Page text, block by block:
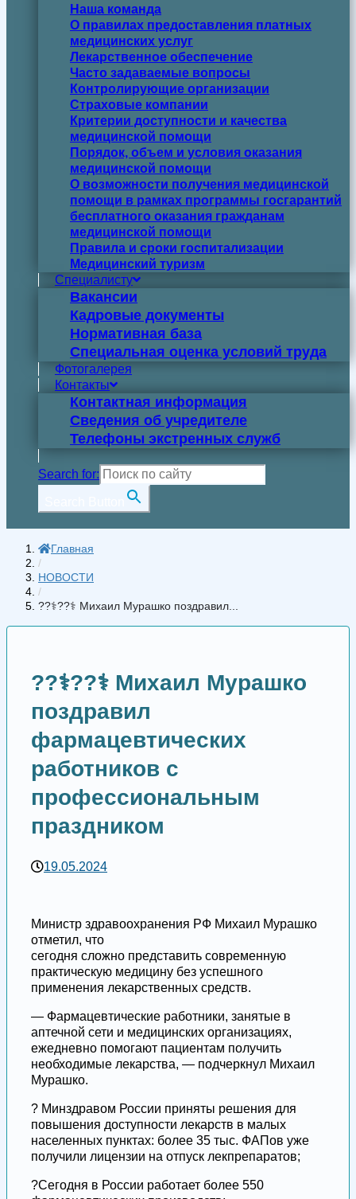
Наша команда
О правилах предоставления платных
медицинских услуг
Лекарственное обеспечение
Часто задаваемые вопросы
Контролирующие организации
Страховые компании
Критерии доступности и качества
медицинской помощи
Порядок, объем и условия оказания
медицинской помощи
О возможности получения медицинской
помощи в рамках программы госгарантий
бесплатного оказания гражданам
медицинской помощи
Правила и сроки госпитализации
Медицинский туризм
Специалисту
Вакансии
Кадровые документы
Нормативная база
Специальная оценка условий труда
Фотогалерея
Контакты
Контактная информация
Сведения об учредителе
Телефоны экстренных служб
Search for:
Главная
/
НОВОСТИ
/
??‍⚕️??‍⚕️ Михаил Мурашко поздравил...
??‍⚕️??‍⚕️ Михаил Мурашко
поздравил
фармацевтических
работников с
профессиональным
праздником
19.05.2024
Министр здравоохранения РФ Михаил Мурашко
отметил, что
сегодня сложно представить современную
практическую медицину без успешного
применения лекарственных средств.
— Фармацевтические работники, занятые в
аптечной сети и медицинских организациях,
ежедневно помогают пациентам получить
необходимые лекарства, — подчеркнул Михаил
Мурашко.
? Минздравом России приняты решения для
повышения доступности лекарств в малых
населенных пунктах: более 35 тыс. ФАПов уже
получили лицензии на отпуск лекпрепаратов;
?Сегодня в России работает более 550